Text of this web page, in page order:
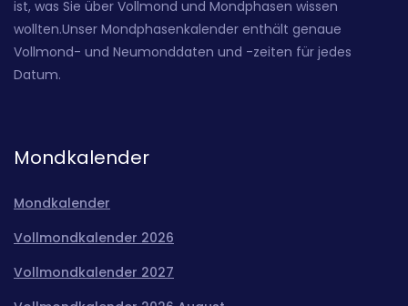
ist, was Sie über Vollmond und Mondphasen wissen
wollten.Unser Mondphasenkalender enthält genaue
Vollmond- und Neumonddaten und -zeiten für jedes
Datum.
Mondkalender
Mondkalender
Vollmondkalender 2026
Vollmondkalender 2027